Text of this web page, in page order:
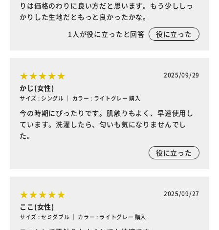
りは価格のわりに良い方だと思います。もう少ししっ
かりした生地だともっと良かったかな。
1人が役に立ったと回答 役に立った
2025/09/29
かじ(女性)
サイズ : シングル ｜ カラー : ライトグレー 購入
今の時期にぴったりです。肌触りもよく、早速使用し
ています。洗濯したら、匂いも気になりませんでし
た。
役に立った
2025/09/27
ここ(女性)
サイズ : セミダブル ｜ カラー : ライトグレー 購入